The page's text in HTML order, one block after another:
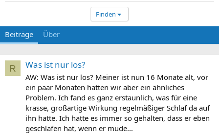
Finden
Beiträge Über
R Was ist nur los?
AW: Was ist nur los? Meiner ist nun 16 Monate alt, vor
ein paar Monaten hatten wir aber ein ähnliches
Problem. Ich fand es ganz erstaunlich, was für eine
krasse, großartige Wirkung regelmäßiger Schlaf da auf
ihn hatte. Ich hatte es immer so gehalten, dass er eben
geschlafen hat, wenn er müde...